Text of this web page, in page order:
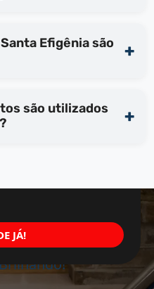
são utilizados
JÁ!